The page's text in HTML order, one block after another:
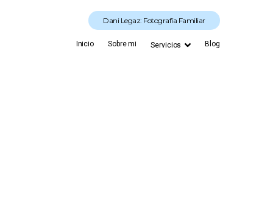
Dani Legaz: Fotografía Familiar
Inicio Sobre mi Servicios Blog